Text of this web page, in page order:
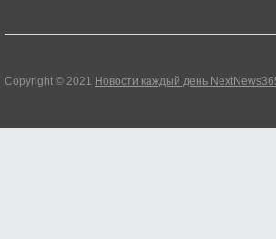
Copyright © 2021 Новости каждый день